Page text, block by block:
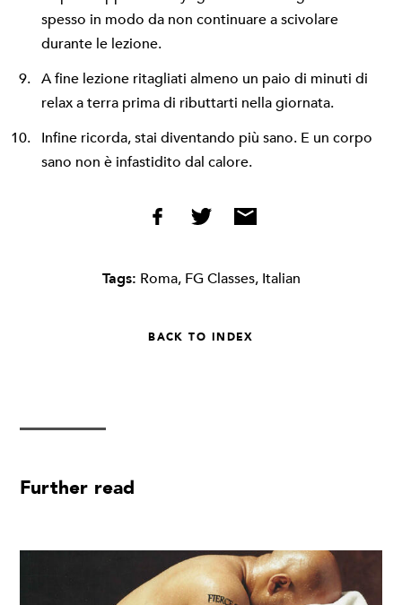
spesso in modo da non continuare a scivolare
durante le lezione.
A fine lezione ritagliati almeno un paio di minuti di
relax a terra prima di ributtarti nella giornata.
Infine ricorda, stai diventando più sano. E un corpo
sano non è infastidito dal calore.
Tags: Roma, FG Classes, Italian
BACK TO INDEX
Further read